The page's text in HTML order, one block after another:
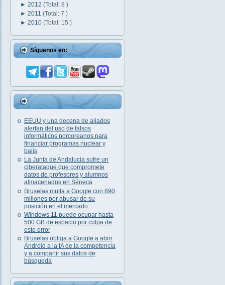
► 2012 (Total: 8 )
► 2011 (Total: 7 )
► 2010 (Total: 15 )
Síguenos en:
EEUU y una decena de aliados
alertan del uso de falsos
informáticos norcoreanos para
financiar programas nuclear y
balís
La Junta de Andalucía sufre un
ciberataque que compromete
datos de profesores y alumnos
almacenados en Séneca
Bruselas multa a Google con 890
millones por abusar de su
posición en el mercado
Windows 11 puede ocupar hasta
500 GB de espacio por culpa de
este error
Bruselas obliga a Google a abrir
Android a la IA de la competencia
y a compartir sus datos de
búsqueda